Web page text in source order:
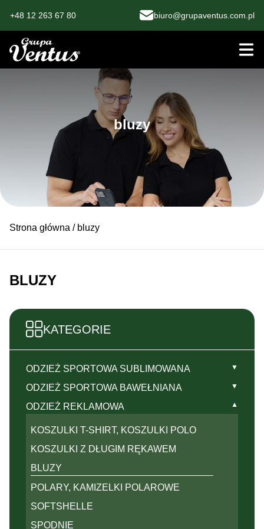
+48 12 263 67 80 biuro@grupaventus.com.pl
bluzy
Strona główna / bluzy
BLUZY
KATEGORIE
ODZIEŻ SPORTOWA SUBLIMOWANA
KOSZULKI, RASHGUARDY
TOPY, TANK TOPY
LEGINSY, SPODNIE
SPÓDNICO-SPODENKI
▼
ODZIEŻ SPORTOWA BAWEŁNIANA
KOSZULKI T-SHIRT, KOSZULKI POLO
SPODNIE
▼
ODZIEŻ REKLAMOWA
KOSZULKI T-SHIRT, KOSZULKI POLO
KOSZULKI Z DŁUGIM RĘKAWEM
BLUZY
POLARY, KAMIZELKI POLAROWE
SOFTSHELLE
SPODNIE
▼